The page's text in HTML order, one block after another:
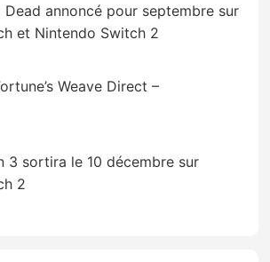
Dead annoncé pour septembre sur
et Nintendo Switch 2
Weave Direct –
3 sortira le 10 décembre sur
2